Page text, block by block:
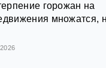
горожан на
множатся,